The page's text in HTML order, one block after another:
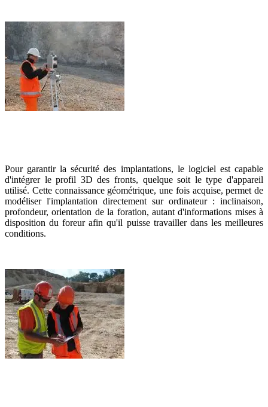
Pour garantir la sécurité des implantations, le logiciel est capable
d'intégrer le profil 3D des fronts, quelque soit le type d'appareil
utilisé. Cette connaissance géométrique, une fois acquise, permet de
modéliser l'implantation directement sur ordinateur : inclinaison,
profondeur, orientation de la foration, autant d'informations mises à
disposition du foreur afin qu'il puisse travailler dans les meilleures
conditions.